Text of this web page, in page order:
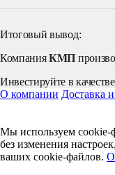
Итоговый вывод:
Компания КМП
Инвестируйте в
О компании Доставка
Мы используем cookie-
без изменения
ваших cookie-файлов.